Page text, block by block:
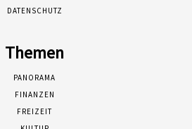
DATENSCHUTZ
Themen
PANORAMA
FINANZEN
FREIZEIT